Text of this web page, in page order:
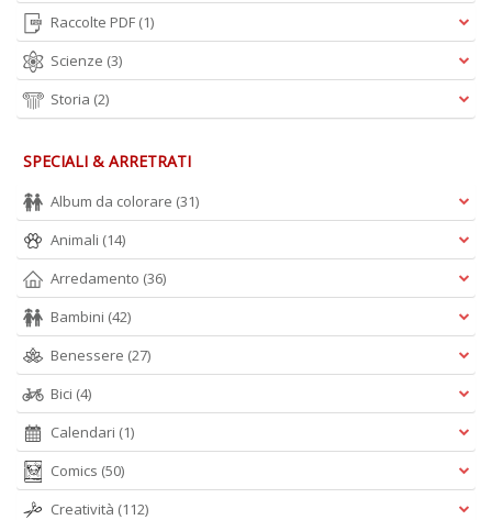
Raccolte PDF (1)
Scienze (3)
Storia (2)
SPECIALI & ARRETRATI
Album da colorare (31)
Animali (14)
Arredamento (36)
Bambini (42)
Benessere (27)
Bici (4)
Calendari (1)
Comics (50)
Creatività (112)